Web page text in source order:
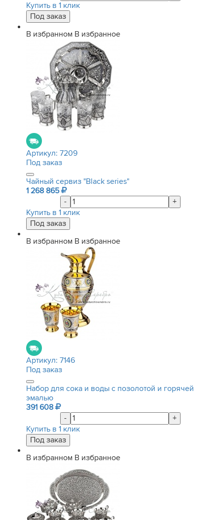
Купить в 1 клик
В избранном В избранное
Артикул: 7209
Под заказ
Чайный сервиз "Black series"
1 268 865
-
+
Купить в 1 клик
В избранном В избранное
Артикул: 7146
Под заказ
Набор для сока и воды с позолотой и горячей
эмалью
391 608
-
+
Купить в 1 клик
В избранном В избранное